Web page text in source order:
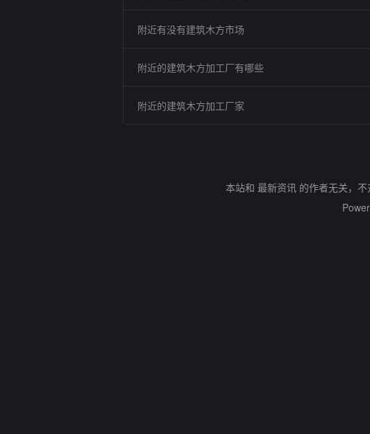
附近有没有建筑木方市场
附近的建筑木方加工厂有哪些
附近的建筑木方加工厂家
本站和 最新资讯 的作者无关，